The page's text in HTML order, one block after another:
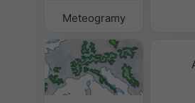
Meteogramy